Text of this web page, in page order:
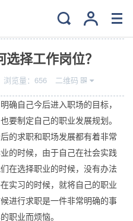
择工作岗位？
浏览量： 656 二维码
确自己今后进入职场的目标，
要制定自己的职业发展规划。
的求职和职场发展都有着非常
的时候，由于自己在社会实践
在选择职业的时候，没有办法
实习的时候，就将自己的职业
进行求职是一件非常明确的事
职业而烦恼。